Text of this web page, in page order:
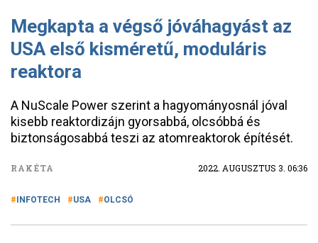
Megkapta a végső jóváhagyást az
USA első kisméretű, moduláris
reaktora
A NuScale Power szerint a hagyományosnál jóval
kisebb reaktordizájn gyorsabbá, olcsóbbá és
biztonságosabbá teszi az atomreaktorok építését.
RAKÉTA 2022. AUGUSZTUS 3. 06:36
INFOTECH USA OLCSÓ